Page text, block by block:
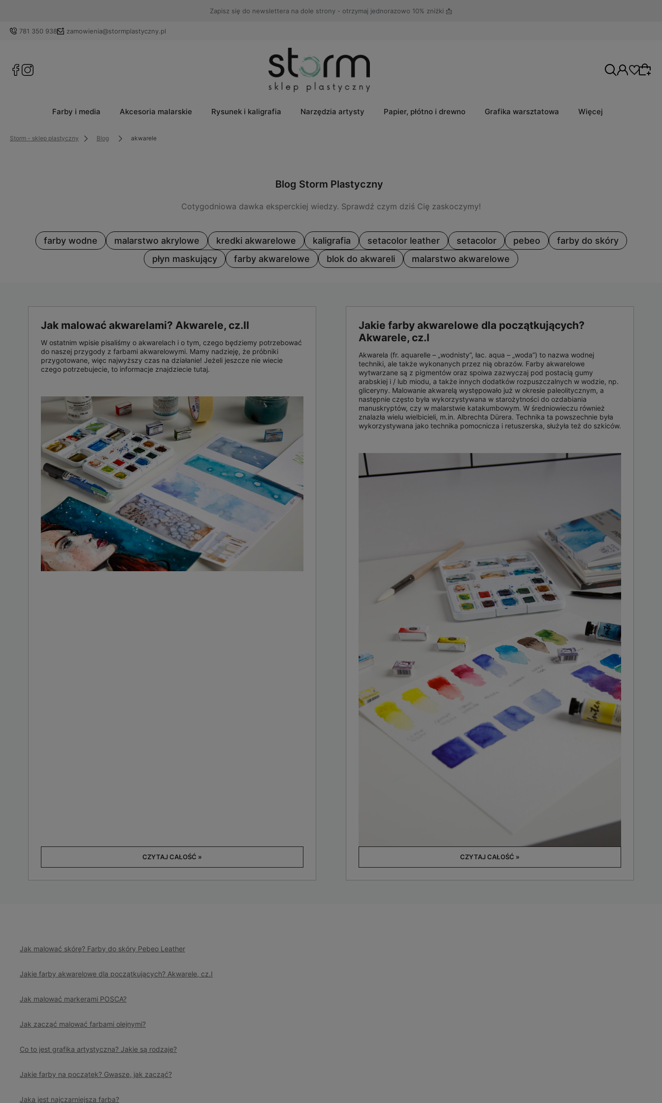
Sprawdź aktualnePromocje 🎁
781 350 938 zamowienia@stormplastyczny.pl
Farby i media Akcesoria malarskie Rysunek i kaligrafia Narzędzia artysty Papier, płótno i drewno Grafika warsztatowa Więcej
Storm - sklep plastyczny Blog akwarele
Blog Storm Plastyczny
Cotygodniowa dawka eksperckiej wiedzy. Sprawdź czym dziś Cię zaskoczymy!
farby wodne malarstwo akrylowe kredki akwarelowe kaligrafia setacolor leather setacolor pebeo
farby do skóry
płyn maskujący
farby akwarelowe blok do akwareli malarstwo akwarelowe
Jak malować akwarelami? Akwarele, cz.II
W ostatnim wpisie pisaliśmy o akwarelach i o tym, czego będziemy potrzebować
do naszej przygody z farbami akwarelowymi. Mamy nadzieję, że próbniki
przygotowane, więc najwyższy czas na działanie! Jeżeli jeszcze nie wiecie
czego potrzebujecie, to informacje znajdziecie tutaj.
CZYTAJ CAŁOŚĆ »
Jakie farby akwarelowe dla początkujących?
Akwarele, cz.I
Akwarela (fr. aquarelle – „wodnisty”, łac. aqua – „woda”) to nazwa wodnej
techniki, ale także wykonanych przez nią obrazów. Farby akwarelowe
wytwarzane są z pigmentów oraz spoiwa zazwyczaj pod postacią gumy
arabskiej i / lub miodu, a także innych dodatków rozpuszczalnych w wodzie, np.
gliceryny. Malowanie akwarelą występowało już w okresie paleolitycznym, a
następnie często była wykorzystywana w starożytności do ozdabiania
manuskryptów, czy w malarstwie katakumbowym. W średniowieczu również
znalazła wielu wielbicieli, m.in. Albrechta Dürera. Technika ta powszechnie była
wykorzystywana jako technika pomocnicza i retuszerska, służyła też do szkiców.
CZYTAJ CAŁOŚĆ »
Jak malować skórę? Farby do skóry Pebeo Leather
Jakie farby akwarelowe dla początkujących? Akwarele, cz.I
Jak malować markerami POSCA?
Jak zacząć malować farbami olejnymi?
Co to jest grafika artystyczna? Jakie są rodzaje?
Jakie farby na początek? Gwasze, jak zacząć?
Jaka jest najczarniejsza farba?